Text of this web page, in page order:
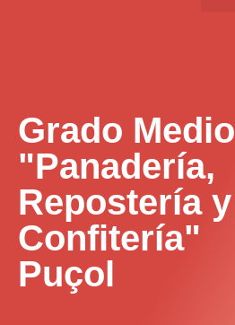
Grado Medio
"Panadería,
Repostería y
Confitería"
Puçol